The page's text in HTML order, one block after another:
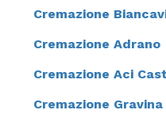
Cremazione
Cremazione Adrano
Cremazione Aci
Cremazione